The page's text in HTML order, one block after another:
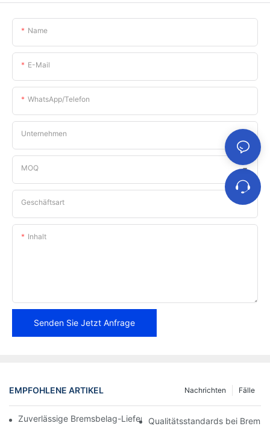
Name
E-Mail
WhatsApp/Telefon
Unternehmen
MOQ
Geschäftsart
Inhalt
Senden Sie Jetzt Anfrage
EMPFOHLENE ARTIKEL Fälle
Nachrichten
Zuverlässige Bremsbelag-Lieferanten für Ihr Unternehmen
Qualitätsstandards bei